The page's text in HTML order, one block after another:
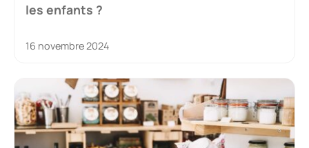
les enfants ?
16 novembre 2024